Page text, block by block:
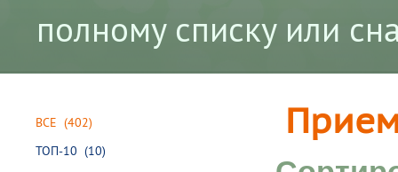
полному списку или
ВСЕ (402)
ТОП-10 (10)